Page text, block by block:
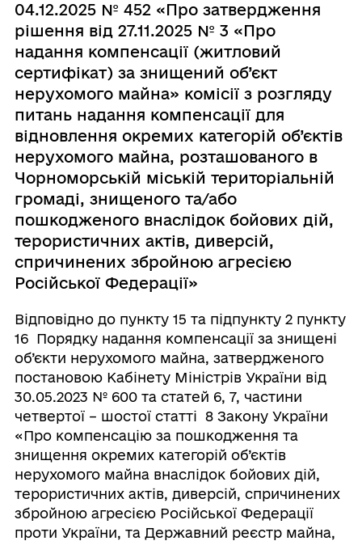
04.12.2025 № 452 «Про затвердження
рішення від 27.11.2025 № 3 «Про
надання компенсації (житловий
сертифікат) за знищений об’єкт
нерухомого майна» комісії з розгляду
питань надання компенсації для
відновлення окремих категорій об’єктів
нерухомого майна, розташованого в
Чорноморській міській територіальній
громаді, знищеного та/або
пошкодженого внаслідок бойових дій,
терористичних актів, диверсій,
спричинених збройною агресією
Російської Федерації»
Відповідно до пункту 15 та підпункту 2 пункту
16 Порядку надання компенсації за знищені
об’єкти нерухомого майна, затвердженого
постановою Кабінету Міністрів України від
30.05.2023 № 600 та статей 6, 7, частини
четвертої – шостої статті 8 Закону України
«Про компенсацію за пошкодження та
знищення окремих категорій об’єктів
нерухомого майна внаслідок бойових дій,
терористичних актів, диверсій, спричинених
збройною агресією Російської Федерації
проти України, та Державний реєстр майна,